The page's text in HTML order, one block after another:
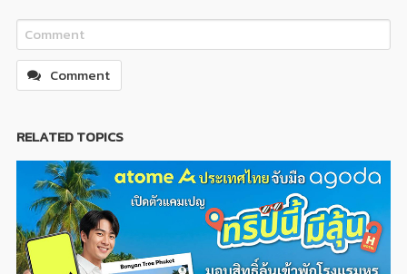
Comment
RELATED TOPICS